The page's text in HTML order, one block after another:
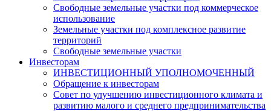
Свободные земельные участки под коммерческое
использование
Земельные участки под комплексное развитие
территорий
Свободные земельные участки
Инвесторам
ИНВЕСТИЦИОННЫЙ УПОЛНОМОЧЕННЫЙ
Обращение к инвесторам
Совет по улучшению инвестиционного климата и
развитию малого и среднего предпринимательства